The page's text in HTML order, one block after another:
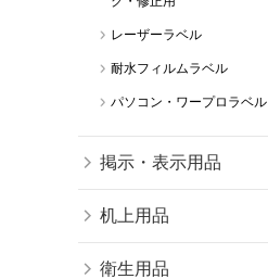
レーザーラベル
耐水フィルムラベル
パソコン・ワープロラベル
掲示・表示用品
机上用品
衛生用品